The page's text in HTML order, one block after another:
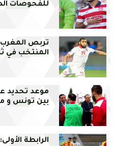
للفحوصات
تربص
المنتخب في
موعد تحديد
بين تونس و
الرابطة